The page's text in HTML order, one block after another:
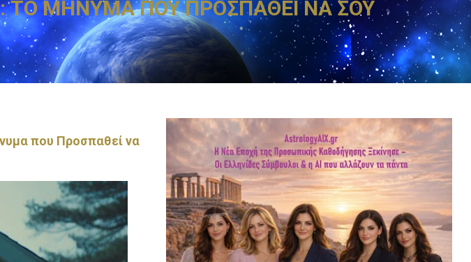
ΤΟ ΜΗΝΥΜΑ ΠΟΥ ΠΡΟΣΠΑΘΕΙ ΝΑ ΣΟΥ
που Προσπαθεί να